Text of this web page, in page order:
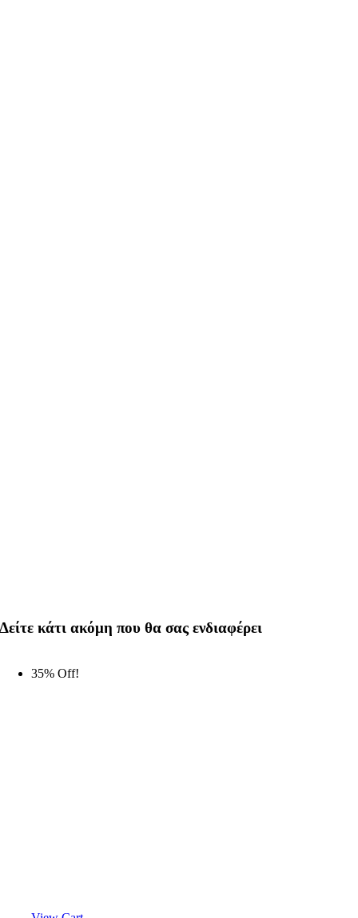
Δείτε κάτι ακόμη που θα σας ενδιαφέρει
35% Off!